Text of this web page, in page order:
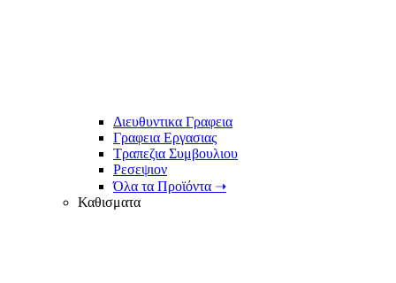
Διευθυντικα Γραφεια
Γραφεια Εργασιας
Τραπεζια Συμβουλιου
Ρεσεψιον
Όλα τα Προϊόντα ➝
Καθισματα